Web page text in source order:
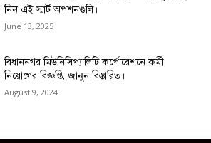
নিন এই স্মার্ট অপশনগুলি।
June 13, 2025
বিধাননগর মিউনিসিপ্যালিটি কর্পোরেশনে কর্মী
নিয়োগের বিজ্ঞপ্তি, জানুন বিস্তারিত।
August 9, 2024